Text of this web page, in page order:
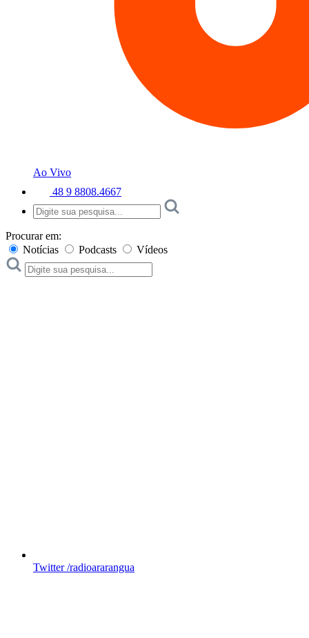
Ao Vivo
48 9 8808.4667
Procurar em:
Notícias
Podcasts Vídeos
Twitter /radioararangua